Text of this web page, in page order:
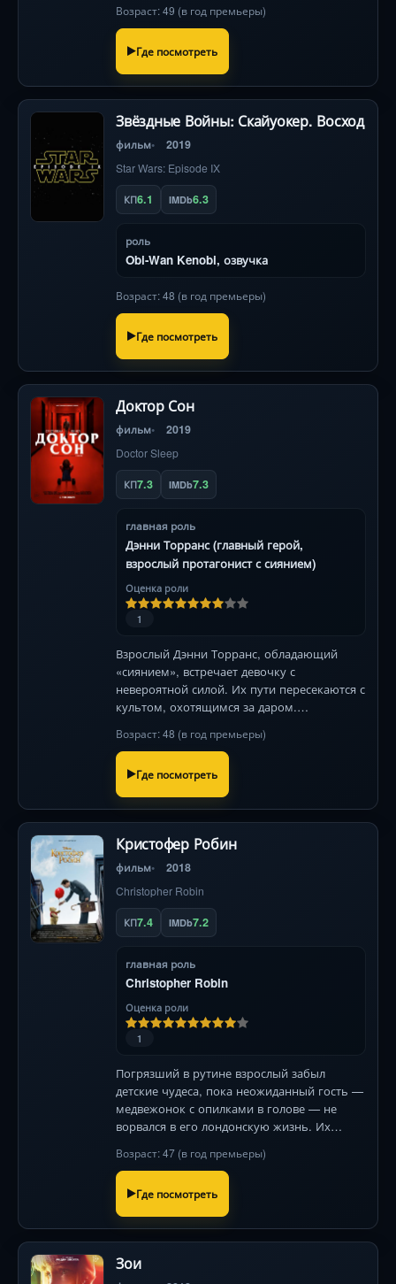
Возраст: 49 (в год премьеры)
Где посмотреть
Звёздные Войны: Скайуокер. Восход
фильм 2019
Star Wars: Episode IX
КП6.1 IMDb6.3
роль
Obi-Wan Kenobi, озвучка
Возраст: 48 (в год премьеры)
Где посмотреть
Доктор Сон
фильм 2019
Doctor Sleep
КП7.3 IMDb7.3
главная роль
Дэнни Торранс (главный герой,
взрослый протагонист с сиянием)
Оценка роли
1
Взрослый Дэнни Торранс, обладающий
«сиянием», встречает девочку с
невероятной силой. Их пути пересекаются с
культом, охотящимся за даром.
кошмаров.
Возраст: 48 (в год премьеры)
Где посмотреть
Кристофер Робин
фильм 2018
Christopher Robin
КП7.4 IMDb7.2
главная роль
Christopher Robin
Оценка роли
1
Погрязший в рутине взрослый забыл
детские чудеса, пока неожиданный гость —
медвежонок с опилками в голове — не
ворвался в его лондонскую жизнь. Их
изменит понятие «важных дел» .
Возраст: 47 (в год премьеры)
Где посмотреть
Зои